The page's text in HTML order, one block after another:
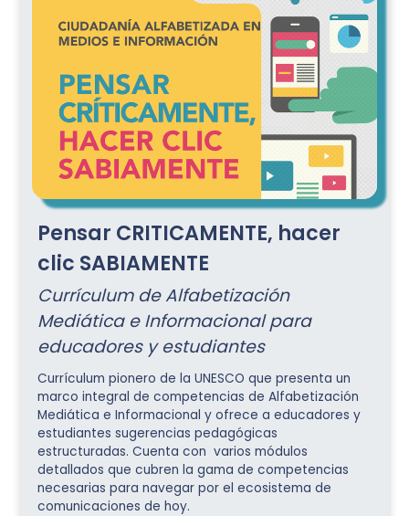
Pensar CRITICAMENTE, hacer
clic SABIAMENTE
Currículum de Alfabetización
Mediática e Informacional para
educadores y estudiantes
Currículum pionero de la UNESCO que presenta un
marco integral de competencias de Alfabetización
Mediática e Informacional y ofrece a educadores y
estudiantes sugerencias pedagógicas
estructuradas. Cuenta con varios módulos
detallados que cubren la gama de competencias
necesarias para navegar por el ecosistema de
comunicaciones de hoy.